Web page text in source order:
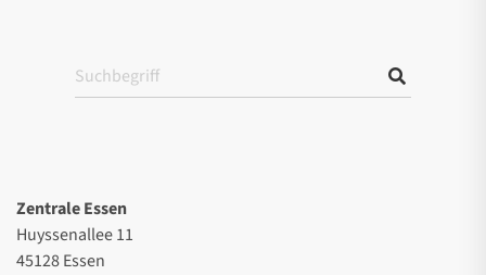
Zentrale Essen
Huyssenallee 11
45128 Essen